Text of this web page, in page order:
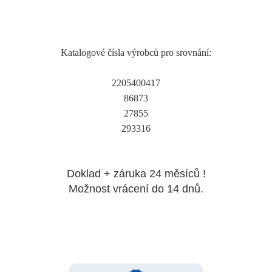
Katalogové čísla výrobců pro srovnání:
2205400417
86873
27855
293316
Doklad + záruka 24 měsíců !
Možnost vrácení do 14 dnů.